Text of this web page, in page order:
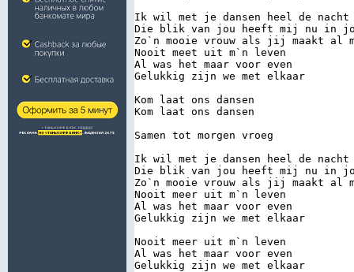
Ik wil met je dansen heel de
Die blik van jou heeft mij nu in
Zo`n mooie vrouw als jij maakt al
Nooit meet uit m`n leven
Al was het maar voor even
Gelukkig zijn we met elkaar
Kom laat ons dansen
Kom laat ons dansen
Samen tot morgen vroeg
Ik wil met je dansen heel de
Die blik van jou heeft mij nu in
Zo`n mooie vrouw als jij maakt al
Nooit meer uit m`n leven
Al was het maar voor even
Gelukkig zijn we met elkaar
Nooit meer uit m`n leven
Al was het maar voor even
Gelukkig zijn we met elkaar